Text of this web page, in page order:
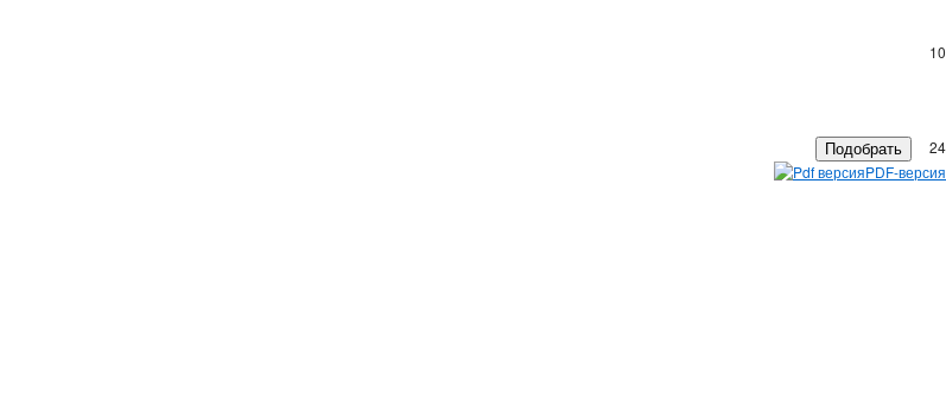
10
24
PDF-версия